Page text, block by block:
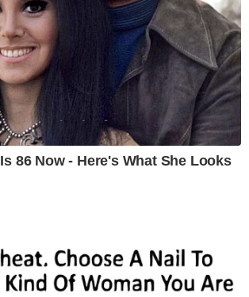
86 Now - Here's What She Looks